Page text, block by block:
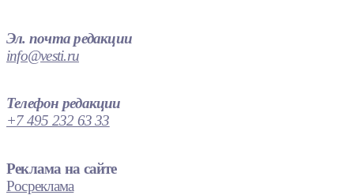
Эл. почта редакции
info@vesti.ru
Телефон редакции
+7 495 232 63 33
Реклама на сайте
Росреклама